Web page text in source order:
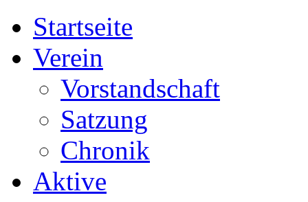
Startseite
Verein
Vorstandschaft
Satzung
Chronik
Aktive